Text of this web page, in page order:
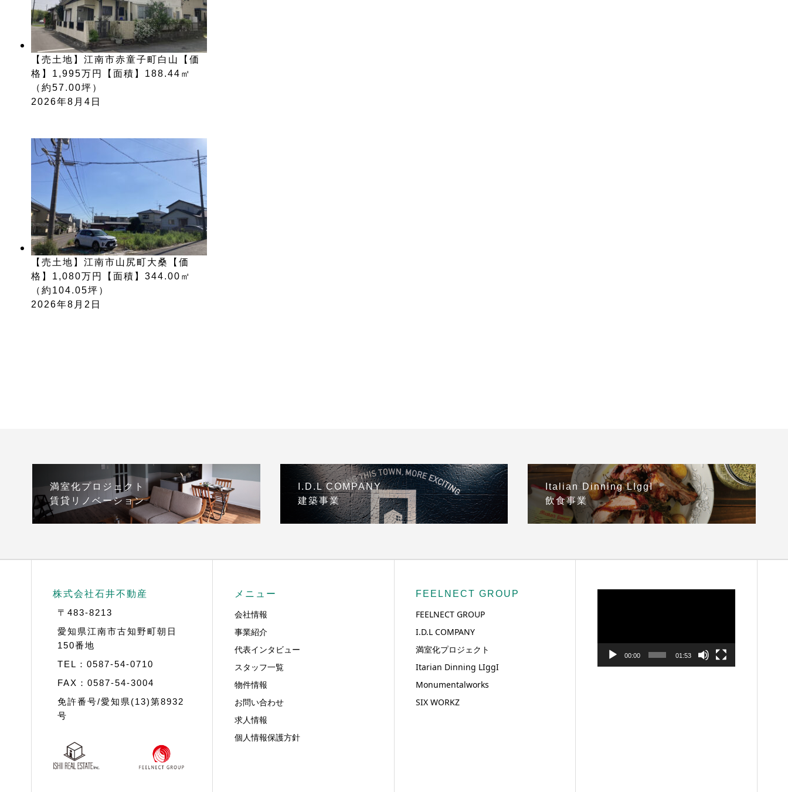
【売土地】江南市赤童子町白山【価
格】1,995万円【面積】188.44㎡
（約57.00坪）
2026年8月4日
【売土地】江南市山尻町大桑【価
格】1,080万円【面積】344.00㎡
（約104.05坪）
2026年8月2日
満室化プロジェクト
賃貸リノベーション
I.D.L COMPANY
建築事業
Italian Dinning LIggI
飲食事業
株式会社石井不動産
〒483-8213
愛知県江南市古知野町朝日
150番地
TEL：0587-54-0710
FAX：0587-54-3004
免許番号/愛知県(13)第8932
号
メニュー
会社情報
事業紹介
代表インタビュー
スタッフ一覧
物件情報
お問い合わせ
求人情報
個人情報保護方針
FEELNECT GROUP
FEELNECT GROUP
I.D.L COMPANY
満室化プロジェクト
Itarian Dinning LIggI
Monumentalworks
SIX WORKZ
動
ヤ
00:00 01:53